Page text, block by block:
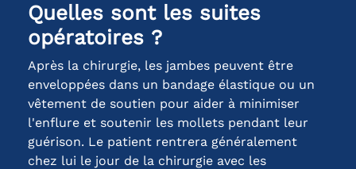
Quelles sont les suites
opératoires ?
Après la chirurgie, les jambes peuvent être
enveloppées dans un bandage élastique ou un
vêtement de soutien pour aider à minimiser
l'enflure et soutenir les mollets pendant leur
guérison. Le patient rentrera généralement
chez lui le jour de la chirurgie avec les